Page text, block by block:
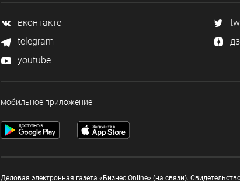
вконтакте
telegram
youtube
мобильное приложение
Деловая электронная газета «Бизнес Online» (на связи).